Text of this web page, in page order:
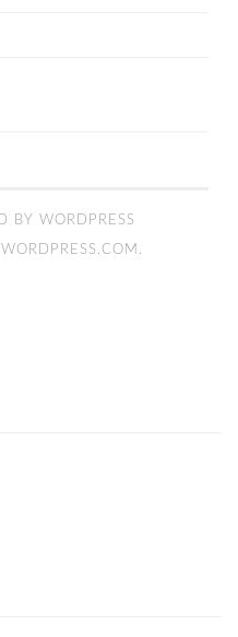
BY WORDPRESS
WORDPRESS.COM .